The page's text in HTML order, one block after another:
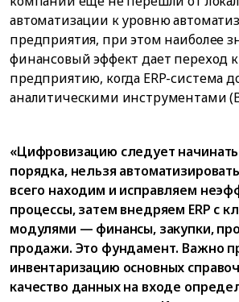
автоматизации к уровню
предприятия, при этом наиболее
финансовый эффект дает переход
предприятию, когда ERP-система
аналитическими инструментами
«Цифровизацию следует
порядка, нельзя
всего находим и исправляем
процессы, затем внедряем ERP с
модулями — финансы, закупки,
продажи. Это фундамент. Важно
инвентаризацию основных
качество данных на входе